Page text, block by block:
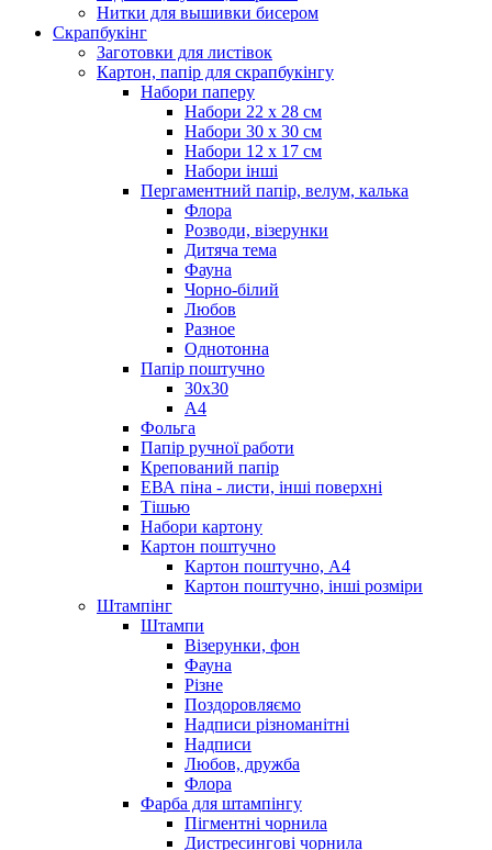
Нитки для вышивки бисером
Скрапбукінг
Заготовки для листівок
Картон, папір для скрапбукінгу
Набори паперу
Набори 22 х 28 см
Набори 30 х 30 см
Набори 12 х 17 см
Набори інші
Пергаментний папір, велум, калька
Флора
Розводи, візерунки
Дитяча тема
Фауна
Чорно-білий
Любов
Разное
Однотонна
Папір поштучно
30х30
А4
Фольга
Папір ручної работи
Крепований папір
ЕВА піна - листи, інші поверхні
Тішью
Набори картону
Картон поштучно
Картон поштучно, А4
Картон поштучно, інші розміри
Штампінг
Штампи
Візерунки, фон
Фауна
Різне
Поздоровляємо
Надписи різноманітні
Надписи
Любов, дружба
Флора
Фарба для штампінгу
Пігментні чорнила
Дистресингові чорнила